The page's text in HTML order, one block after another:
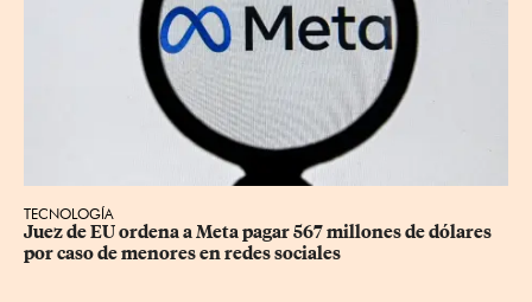
TECNOLOGÍA
Juez de EU ordena a Meta pagar 567 millones de dólares
por caso de menores en redes sociales